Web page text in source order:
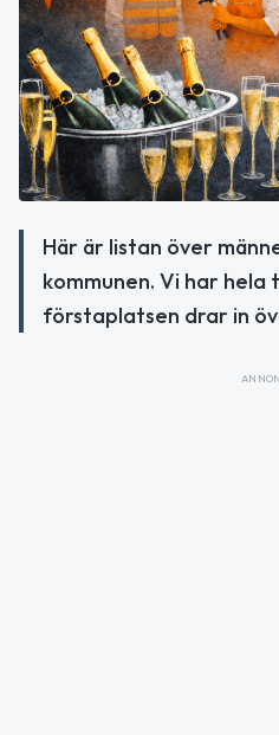
Här är listan över
kommunen. Vi har hela
förstaplatsen drar in